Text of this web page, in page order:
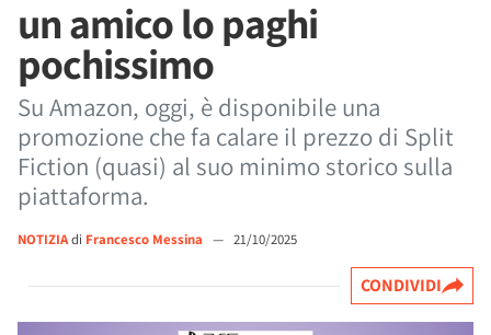
un amico lo paghi
pochissimo
Su Amazon, oggi, è disponibile una
promozione che fa calare il prezzo di Split
Fiction (quasi) al suo minimo storico sulla
piattaforma.
NOTIZIAdi Francesco Messina — 21/10/2025
CONDIVIDI